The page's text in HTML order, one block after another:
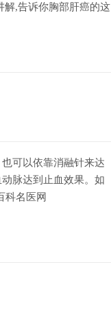
解,告诉你胸部肝癌的这
可以依靠消融针来达
脉达到止血效果。如
科名医网